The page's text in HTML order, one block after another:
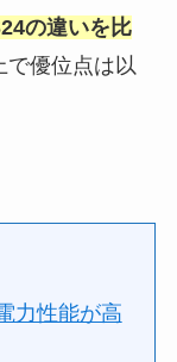
の違いを比
で優位点は以
力性能が高